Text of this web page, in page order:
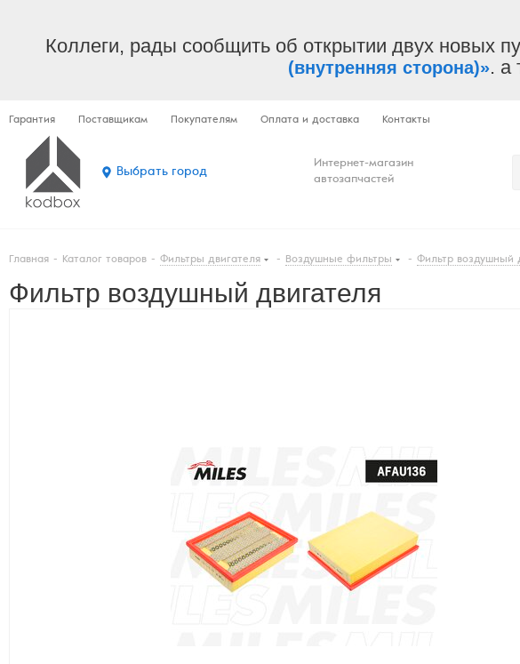
Коллеги, рады сообщить об открытии двух новых
(внутренняя сторона)». а
Гарантия Поставщикам Покупателям Оплата и доставка Контакты
Выбрать город
Интернет-магазин
автозапчастей
Главная - Каталог товаров - Фильтры двигателя - Воздушные фильтры - Фильтр воздушный
Фильтр воздушный двигателя